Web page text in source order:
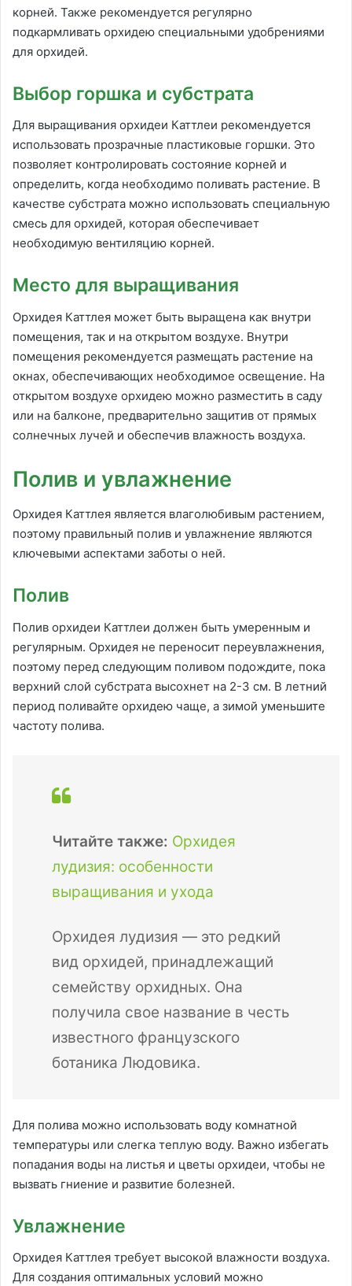
корней. Также рекомендуется регулярно
подкармливать орхидею специальными удобрениями
для орхидей.
Выбор горшка и субстрата
Для выращивания орхидеи Каттлеи рекомендуется
использовать прозрачные пластиковые горшки. Это
позволяет контролировать состояние корней и
определить, когда необходимо поливать растение. В
качестве субстрата можно использовать специальную
смесь для орхидей, которая обеспечивает
необходимую вентиляцию корней.
Место для выращивания
Орхидея Каттлея может быть выращена как внутри
помещения, так и на открытом воздухе. Внутри
помещения рекомендуется размещать растение на
окнах, обеспечивающих необходимое освещение. На
открытом воздухе орхидею можно разместить в саду
или на балконе, предварительно защитив от прямых
солнечных лучей и обеспечив влажность воздуха.
Полив и увлажнение
Орхидея Каттлея является влаголюбивым растением,
поэтому правильный полив и увлажнение являются
ключевыми аспектами заботы о ней.
Полив
Полив орхидеи Каттлеи должен быть умеренным и
регулярным. Орхидея не переносит переувлажнения,
поэтому перед следующим поливом подождите, пока
верхний слой субстрата высохнет на 2-3 см. В летний
период поливайте орхидею чаще, а зимой уменьшите
частоту полива.
Читайте также: Орхидея
лудизия: особенности
выращивания и ухода
Орхидея лудизия — это редкий
вид орхидей, принадлежащий
семейству орхидных. Она
получила свое название в честь
известного французского
ботаника Людовика.
Для полива можно использовать воду комнатной
температуры или слегка теплую воду. Важно избегать
попадания воды на листья и цветы орхидеи, чтобы не
вызвать гниение и развитие болезней.
Увлажнение
Орхидея Каттлея требует высокой влажности воздуха.
Для создания оптимальных условий можно